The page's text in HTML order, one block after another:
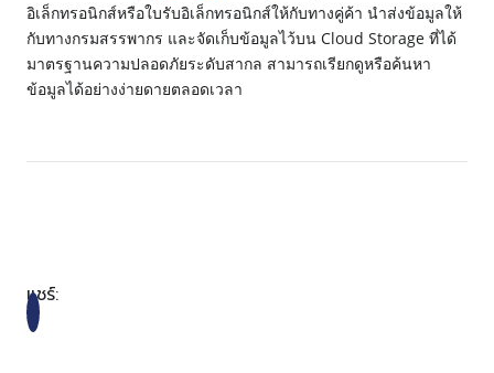
อิเล็กทรอนิกส์หรือใบรับอิเล็กทรอนิกส์ให้กับทางคู่ค้า นำส่งข้อมูลให้
กับทางกรมสรรพากร และจัดเก็บข้อมูลไว้บน Cloud Storage ที่ได้
มาตรฐานความปลอดภัยระดับสากล สามารถเรียกดูหรือค้นหา
ข้อมูลได้อย่างง่ายดายตลอดเวลา
แชร์: